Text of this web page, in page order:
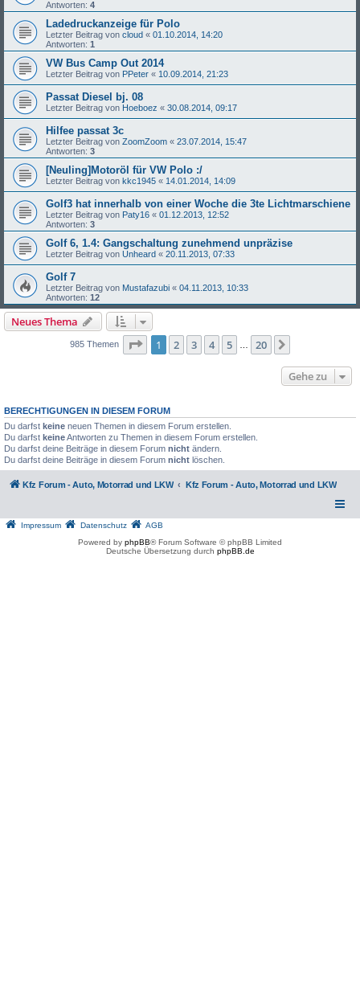
Antworten: 4
Ladedruckanzeige für Polo
Letzter Beitrag von cloud « 01.10.2014, 14:20
Antworten: 1
VW Bus Camp Out 2014
Letzter Beitrag von PPeter « 10.09.2014, 21:23
Passat Diesel bj. 08
Letzter Beitrag von Hoeboez « 30.08.2014, 09:17
Hilfee passat 3c
Letzter Beitrag von ZoomZoom « 23.07.2014, 15:47
Antworten: 3
[Neuling]Motoröl für VW Polo :/
Letzter Beitrag von kkc1945 « 14.01.2014, 14:09
Golf3 hat innerhalb von einer Woche die 3te Lichtmarschiene
Letzter Beitrag von Paty16 « 01.12.2013, 12:52
Antworten: 3
Golf 6, 1.4: Gangschaltung zunehmend unpräzise
Letzter Beitrag von Unheard « 20.11.2013, 07:33
Golf 7
Letzter Beitrag von Mustafazubi « 04.11.2013, 10:33
Antworten: 12
Neues Thema
985 Themen Seite 1von 20
1 2 3 4 5 … 20
Gehe zu
BERECHTIGUNGEN IN DIESEM FORUM
Du darfst keine neuen Themen in diesem Forum erstellen.
Du darfst keineAntworten zu Themen in diesem Forum erstellen.
Du darfst deine Beiträge in diesem Forum nicht ändern.
Du darfst deine Beiträge in diesem Forum nicht löschen.
Kfz Forum - Auto, Motorrad und LKW Kfz Forum - Auto, Motorrad und LKW
Impressum Datenschutz
AGB
Powered by phpBB® Forum Software © phpBB Limited
Deutsche Übersetzung durch phpBB.de